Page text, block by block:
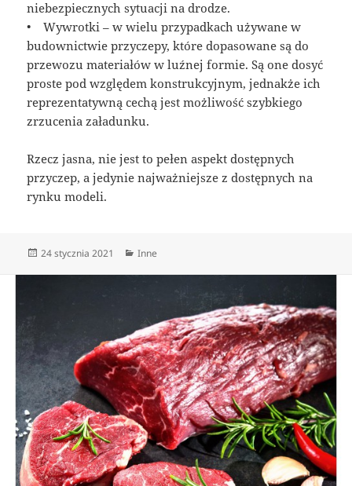
niebezpiecznych sytuacji na drodze.
• Wywrotki – w wielu przypadkach używane w
budownictwie przyczepy, które dopasowane są do
przewozu materiałów w luźnej formie. Są one dosyć
proste pod względem konstrukcyjnym, jednakże ich
reprezentatywną cechą jest możliwość szybkiego
zrzucenia załadunku.
Rzecz jasna, nie jest to pełen aspekt dostępnych
przyczep, a jedynie najważniejsze z dostępnych na
rynku modeli.
Data
24 stycznia 2021 Kategorie
Inne